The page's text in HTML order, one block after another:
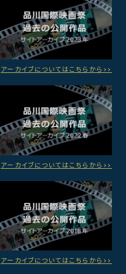
アーカイブについてはこちらから>>
アーカイブについてはこちらから>>
アーカイブについてはこちらから>>